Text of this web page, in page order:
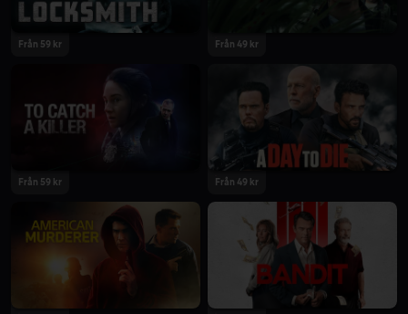
2023
Från 59 kr Från 49 kr
Från 59 kr Från 49 kr